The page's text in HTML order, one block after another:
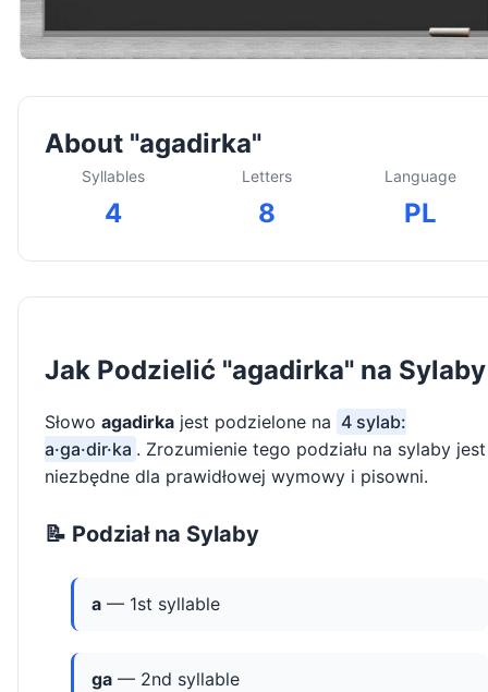
About "agadirka"
Syllables
4
Letters
8
Language
PL
Jak Podzielić "agadirka" na Sylaby
Słowo agadirka jest podzielone na 4 sylab:
a·ga·dir·ka . Zrozumienie tego podziału na sylaby jest
niezbędne dla prawidłowej wymowy i pisowni.
📝 Podział na Sylaby
a — 1st syllable
ga — 2nd syllable